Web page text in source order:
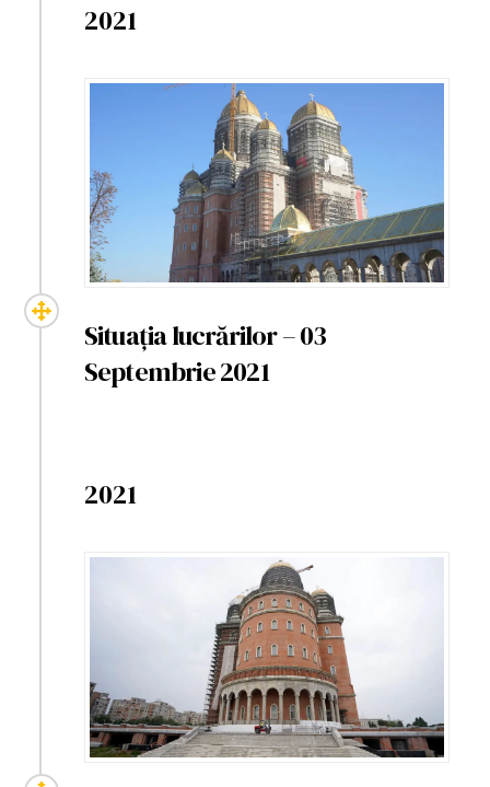
2021
Situația lucrărilor – 03
Septembrie 2021
2021